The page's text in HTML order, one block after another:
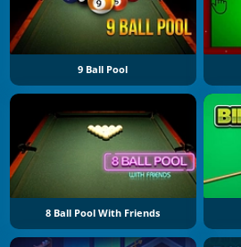
9 Ball Pool
8 Ball Pool With Friends